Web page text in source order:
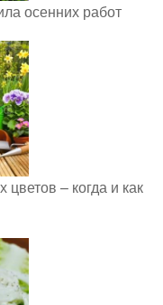
осенних работ
– когда и как